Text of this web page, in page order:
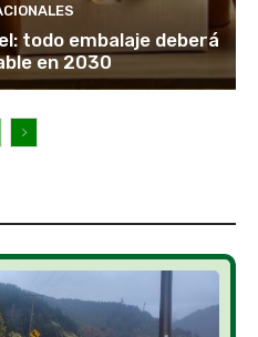
todo embalaje deberá
en 2030